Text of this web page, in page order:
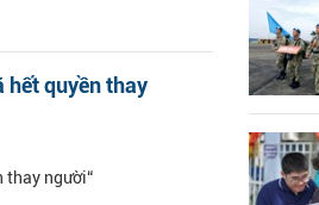
hết quyền thay
thay người“